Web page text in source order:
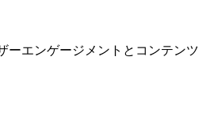
ーエンゲージメントとコンテンツ